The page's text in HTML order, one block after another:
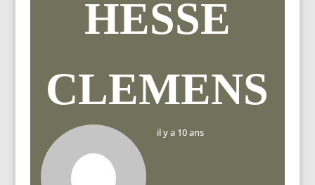
HESSE
CLEMENS
il y a 10 ans